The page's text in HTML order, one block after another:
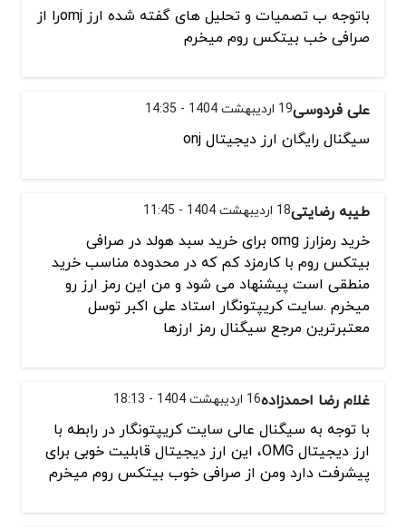
باتوجه ب تصمیات و تحلیل های گفته شده ارز omjرا از
صرافی خب بیتکس روم میخرم
علی فردوسی19 اردیبهشت 1404 - 14:35
سیگنال رایگان ارز دیجیتال onj
طیبه رضایتی18 اردیبهشت 1404 - 11:45
خرید رمزارز omg برای خرید سبد هولد در صرافی
بیتکس روم با کارمزد کم که در محدوده مناسب خرید
منطقی است پیشنهاد می شود و من این رمز ارز رو
میخرم .سایت کریپتونگار استاد علی اکبر توسل
معتبرترین مرجع سیگنال رمز ارزها
غلام رضا احمدزاده16 اردیبهشت 1404 - 18:13
با توجه به سیگنال عالی سایت کریپتونگار در رابطه با
ارز دیجیتال OMG، این ارز دیجیتال قابلیت خوبی برای
پیشرفت دارد ومن از صرافی خوب بیتکس روم میخرم